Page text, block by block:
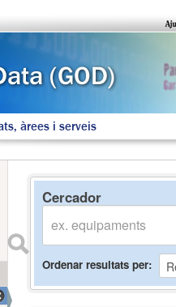
àrees i serveis
Cercador
Ordenar resultats per